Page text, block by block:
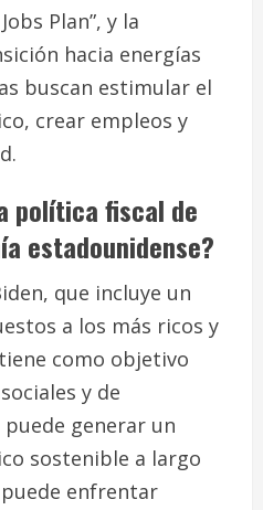
Plan”, y la
hacia energías
buscan estimular el
crear empleos y
política fiscal de
estadounidense?
que incluye un
a los más ricos y
como objetivo
y de
generar un
sostenible a largo
enfrentar